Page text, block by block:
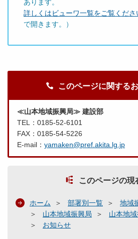
あります。
詳しくはビューワ一覧をご覧くださ
で開きます。）
このページに関する
≪山本地域振興局≫ 建設部
TEL：0185-52-6101
FAX：0185-54-5226
E-mail： yamaken@pref.akita.lg.jp
このページの現
ホーム 部署別一覧
地域
山本地域振興局
山本地
お知らせ